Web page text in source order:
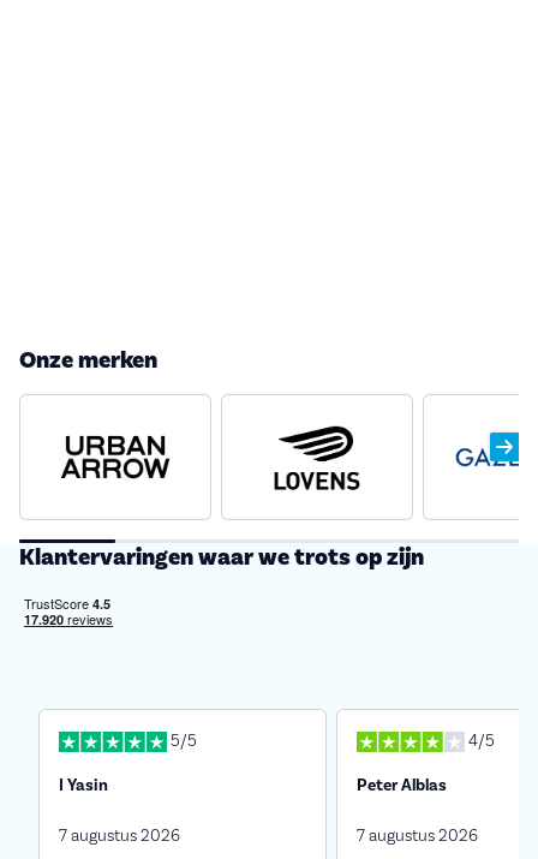
Onze merken
Klantervaringen waar we trots op zijn
5/5
I Yasin
7 augustus 2026
4/5
Peter Alblas
7 augustus 2026